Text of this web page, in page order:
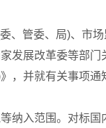
管委、局)、市场
发展改革委等部
，并就有关事项通
纳入范围。对标国